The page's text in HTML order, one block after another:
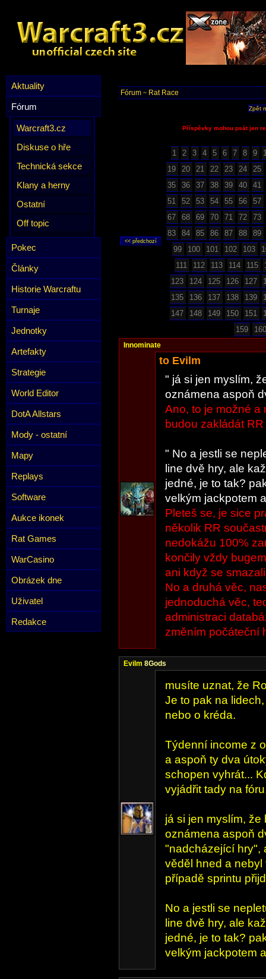
Aktuality
Fórum
Warcraft3.cz
Diskuse o hře
Technická sekce
Klany a herny
Ostatní
Off topic
Pokec
Články
Historie Warcraftu
Turnaje
Jednotky
Artefakty
Strategie
World Editor
DotA Allstars
Mody - ostatní
Mapy
Replays
Software
Aukce ikonek
Rat Games
WarCasino
Obrázek dne
Uživatel
Redakce
Fórum ~ Rat Race
Zpět
Příspěvky mohou psát jen
1 2 3 4 5 6 7 8 9
19
20 21 22 23 24
25
35
36 37 38 39 40
41
51
52 53 54 55 56
57
67
68 69 70 71 72
73
83
84 85 86 87 88
89
99
100 101 102 103
111
112 113 114 115
123
124 125 126 127
135
136 137 138 139
147
148 149 150 151
159
160
Innominate
to Evilm
" já si jen myslím,
oznámena aspoň
Ano, to je možné a
budou zakládát
" No a jestli se
line dvě hry, ale
jedné, je to tak?
velkým jackpotem
Pleteš se, je sice
několik RR
nedokážu 100%
končily vždy
ani když se
No a druhá věc,
jednoduchá věc,
administraci
změním počáteční
Evilm 8Gods
musíte uznat, že
Je to pak na
nebo o kréda.
Týdenní income z
a aspoň ty dva
schopen vyhrát...
vyjádřit tady na
já si jen myslím,
oznámena aspoň
"nadcházející hry",
věděl hned a
případě sprintu
No a jestli se
line dvě hry, ale
jedné, je to tak?
velkým jackpotem